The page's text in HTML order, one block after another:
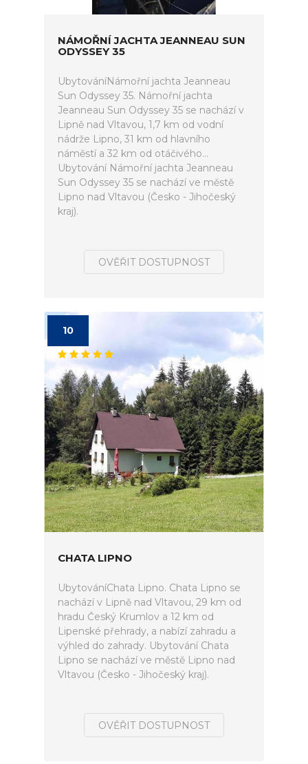
NÁMOŘNÍ JACHTA JEANNEAU SUN
ODYSSEY 35
UbytováníNámořní jachta Jeanneau
Sun Odyssey 35. Námořní jachta
Jeanneau Sun Odyssey 35 se nachází v
Lipně nad Vltavou, 1,7 km od vodní
nádrže Lipno, 31 km od hlavního
náměstí a 32 km od otáčivého...
Ubytování Námořní jachta Jeanneau
Sun Odyssey 35 se nachází ve městě
Lipno nad Vltavou (Česko - Jihočeský
kraj).
OVĚŘIT DOSTUPNOST
10
CHATA LIPNO
UbytováníChata Lipno. Chata Lipno se
nachází v Lipně nad Vltavou, 29 km od
hradu Český Krumlov a 12 km od
Lipenské přehrady, a nabízí zahradu a
výhled do zahrady. Ubytování Chata
Lipno se nachází ve městě Lipno nad
Vltavou (Česko - Jihočeský kraj).
OVĚŘIT DOSTUPNOST